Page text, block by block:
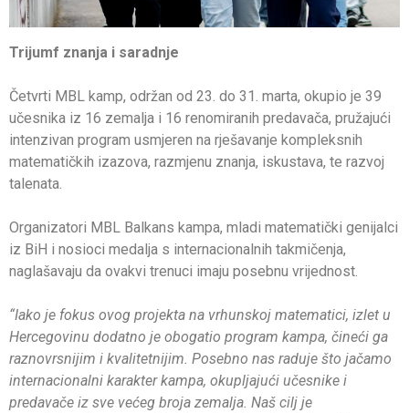
Trijumf znanja i saradnje
Četvrti MBL kamp, održan od 23. do 31. marta, okupio je 39
učesnika iz 16 zemalja i 16 renomiranih predavača, pružajući
intenzivan program usmjeren na rješavanje kompleksnih
matematičkih izazova, razmjenu znanja, iskustava, te razvoj
talenata.
Organizatori MBL Balkans kampa, mladi matematički genijalci
iz BiH i nosioci medalja s internacionalnih takmičenja,
naglašavaju da ovakvi trenuci imaju posebnu vrijednost.
“Iako je fokus ovog projekta na vrhunskoj matematici, izlet u
Hercegovinu dodatno je obogatio program kampa, čineći ga
raznovrsnijim i kvalitetnijim. Posebno nas raduje što jačamo
internacionalni karakter kampa, okupljajući učesnike i
predavače iz sve većeg broja zemalja. Naš cilj je